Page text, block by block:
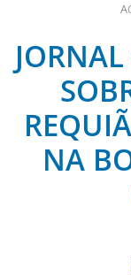
NA